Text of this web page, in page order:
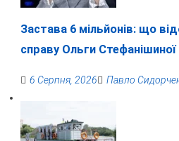
Застава 6 мільйонів: що
справу Ольги Стефанішиної
6 Серпня, 2026 Павло